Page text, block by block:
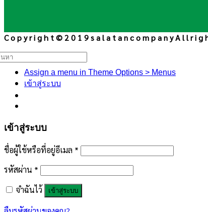
C o p y r i g h t © 2 0 1 9 s a l a t a n c o m p a n y A l l r i g
หา:
Assign a menu in Theme Options > Menus
เข้าสู่ระบบ
เข้าสู่ระบบ
ชื่อผู้ใช้หรือที่อยู่อีเมล *
รหัสผ่าน *
จำฉันไว้
เข้าสู่ระบบ